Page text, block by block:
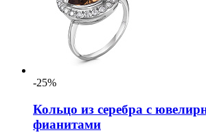
-25%
Кольцо из серебра с
фианитами